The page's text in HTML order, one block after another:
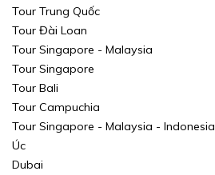
Tour Trung Quốc
Tour Đài Loan
Tour Singapore - Malaysia
Tour Singapore
Tour Bali
Tour Campuchia
Tour Singapore - Malaysia - Indonesia
Úc
Dubai